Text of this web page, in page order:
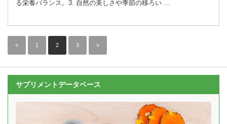
る栄養バランス。3. 自然の美しさや季節の移ろい …
« 1 2 3 »
サプリメントデータベース